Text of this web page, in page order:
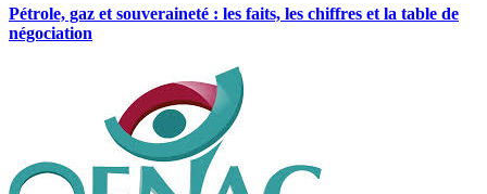
Pétrole, gaz et souveraineté : les faits, les chiffres et la table de
négociation